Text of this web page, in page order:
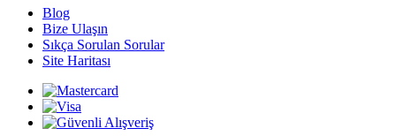
Blog
Bize Ulaşın
Sıkça Sorulan Sorular
Site Haritası